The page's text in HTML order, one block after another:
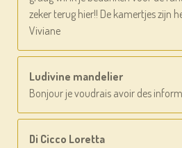
zeker terug hier!! De kamertjes zijn
Viviane
Ludivine mandelier
Bonjour je voudrais avoir des
Di Cicco Loretta